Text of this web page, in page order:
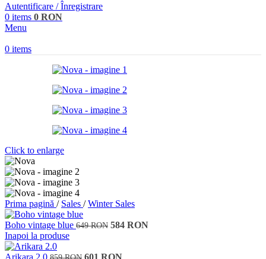
Autentificare / Înregistrare
0 items 0 RON
Menu
0 items
Click to enlarge
Prima pagină / Sales / Winter Sales
Boho vintage blue 649RON 584 RON
Inapoi la produse
Arikara 2.0 601 RON